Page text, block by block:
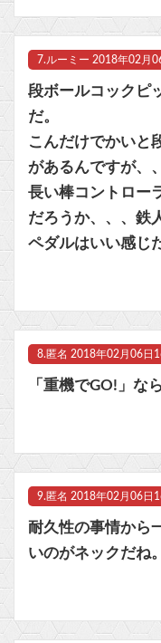
7. ルーミー 2018年02月
段ボールコックピ
だ。
こんだけでかいと
があるんですが、
長い棒コントロー
だろうか、、、鉄
ペダルはいい感じ
8. 匿名 2018年02月06日
「重機でGO!」な
9. 匿名 2018年02月06日
耐久性の事情から
いのがネックだね。